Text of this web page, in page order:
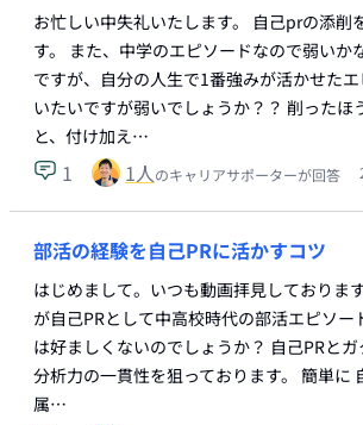
お忙しい中失礼いたします。 自己prの添削
す。 また、中学のエピソードなので弱いか
ですが、自分の人生で1番強みが活かせた
いたいですが弱いでしょうか？？ 削ったほ
と、付け加え…
1 1人のキャリアサポーターが回答
部活の経験を自己PRに活かすコツ
はじめまして。いつも動画拝見しておりま
が自己PRとして中高校時代の部活エピソー
は好ましくないのでしょうか？ 自己PRと
分析力の一貫性を狙っております。 簡単に
属…